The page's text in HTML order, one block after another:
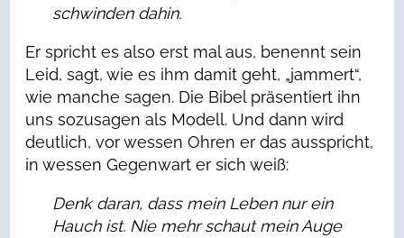
schwinden dahin.
Er spricht es also erst mal aus, benennt sein
Leid, sagt, wie es ihm damit geht, „jammert“,
wie manche sagen. Die Bibel präsentiert ihn
uns sozusagen als Modell. Und dann wird
deutlich, vor wessen Ohren er das ausspricht,
in wessen Gegenwart er sich weiß:
Denk daran, dass mein Leben nur ein
Hauch ist. Nie mehr schaut mein Auge